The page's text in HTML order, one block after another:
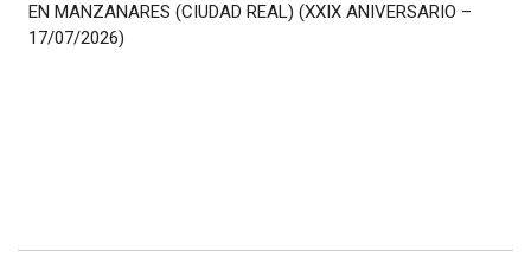
EN MANZANARES (CIUDAD REAL) (XXIX ANIVERSARIO –
17/07/2026)